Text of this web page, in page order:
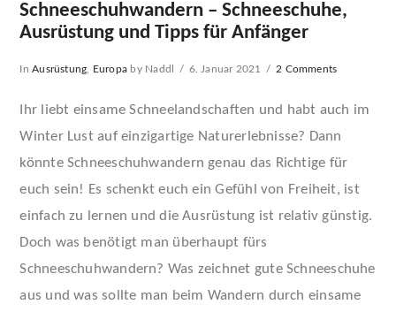
Schneeschuhwandern – Schneeschuhe,
Ausrüstung und Tipps für Anfänger
InAusrüstung Europa by Naddl 6. Januar 2021 2 Comments
Ihr liebt einsame Schneelandschaften und habt auch im
Winter Lust auf einzigartige Naturerlebnisse? Dann
könnte Schneeschuhwandern genau das Richtige für
euch sein! Es schenkt euch ein Gefühl von Freiheit, ist
einfach zu lernen und die Ausrüstung ist relativ günstig.
Doch was benötigt man überhaupt fürs
Schneeschuhwandern? Was zeichnet gute Schneeschuhe
aus und was sollte man beim Wandern durch einsame